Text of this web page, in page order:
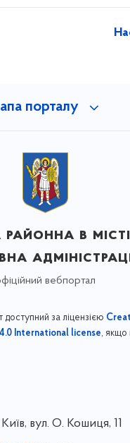
порталу
в
вебпортал
доступний за ліцензією
International license, якщо
вул. О. Кошиця, 11